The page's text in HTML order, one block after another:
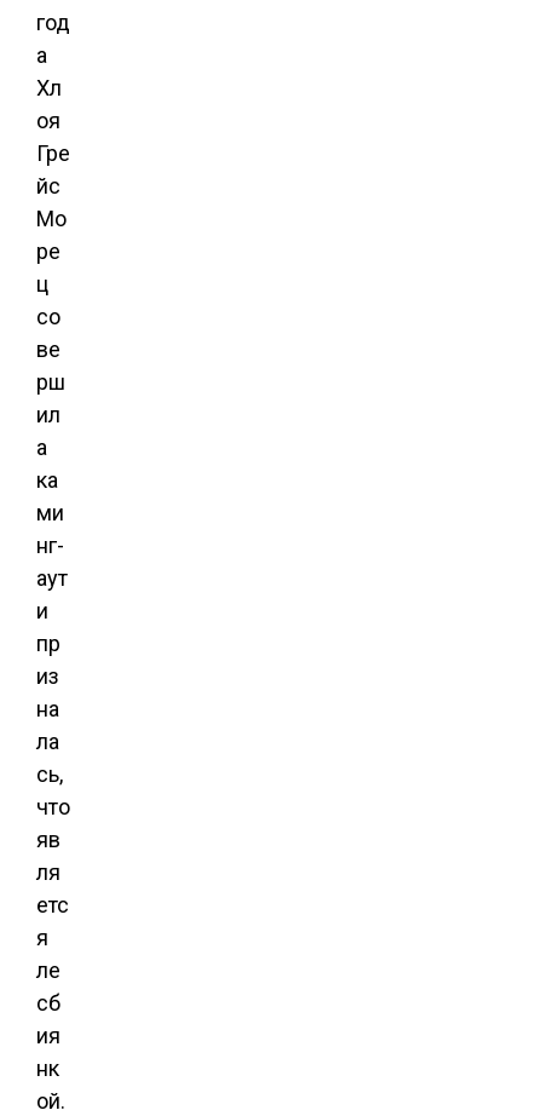
год
а
Хл
оя
Гре
йс
Мо
ре
ц
со
ве
рш
ил
а
ка
ми
нг-
аут
и
пр
из
на
ла
сь,
что
яв
ля
етс
я
ле
сб
ия
нк
ой.